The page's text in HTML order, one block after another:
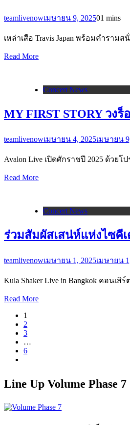
teamlivenowเมษายน 9, 202501 mins
เหล่าเสือ Travis Japan พร้อมคำรามส
Read More
Concert News
MY FIRST STORY วง
teamlivenowเมษายน 4, 2025เมษายน
Avalon Live เปิดศักราชปี 2025 ด้วย
Read More
Concert News
ร่วมสัมผัสเสน่ห์แห่งไซคี
teamlivenowเมษายน 1, 2025เมษายน
Kula Shaker Live in Bangkok คอน
Read More
1
2
3
…
6
Line Up Volume Phase